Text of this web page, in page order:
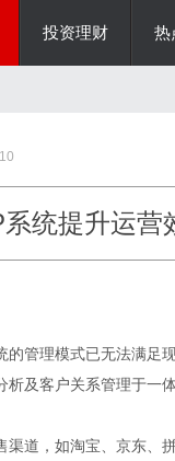
投资理财 热
统提升运营
的管理模式已无法满足
析及客户关系管理于一
渠道，如淘宝、京东、